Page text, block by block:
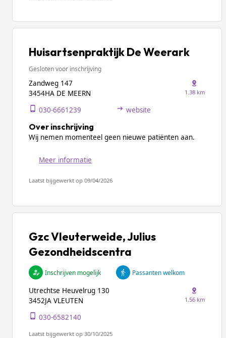
Huisartsenpraktijk De Weerark
Gesloten voor inschrijving
Zandweg 147
3454HA DE MEERN
1.38 km
030-6661239 website
Over inschrijving
Wij nemen momenteel geen nieuwe patiënten aan.
Meer informatie
Laatst bijgewerkt op 09/04/2026
Gzc Vleuterweide, Julius
Gezondheidscentra
Inschrijven mogelijk Passanten welkom
Utrechtse Heuvelrug 130
3452JA VLEUTEN
1.56 km
030-6582140
Laatst bijgewerkt op 30/10/2025